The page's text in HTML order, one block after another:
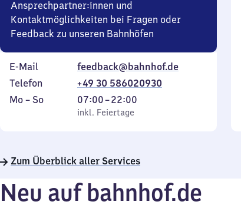
Ansprechpartner:innen und
Kontaktmöglichkeiten bei Fragen oder
Feedback zu unseren Bahnhöfen
E-Mail
feedback@bahnhof.de
Telefon
+49 30 586020930
Montag
Mo – So,
inkl. Feiertage
07:00–22:00
Von
7
22
inkl. Feiertage
Zum Überblick aller Services
Neu auf bahnhof.de